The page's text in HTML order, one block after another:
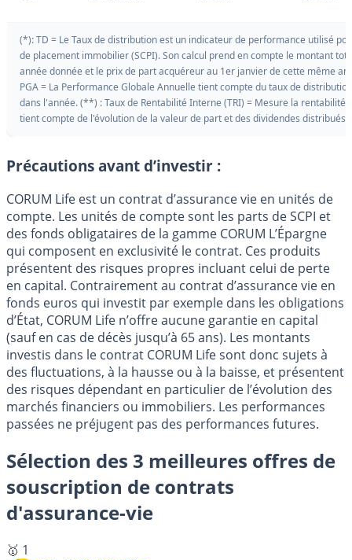
(*): TD = Le Taux de distribution est un indicateur de performance utilisé
de placement immobilier (SCPI). Son calcul prend en compte le montant
année donnée et le prix de part acquéreur au 1er janvier de cette même
PGA = La Performance Globale Annuelle tient compte du taux de
dans l'année. (**) : Taux de Rentabilité Interne (TRI) = Mesure la
tient compte de l'évolution de la valeur de part et des dividendes distribués
Précautions avant d’investir :
CORUM Life est un contrat d’assurance vie en unités de
compte. Les unités de compte sont les parts de SCPI et
des fonds obligataires de la gamme CORUM L’Épargne
qui composent en exclusivité le contrat. Ces produits
présentent des risques propres incluant celui de perte
en capital. Contrairement au contrat d’assurance vie en
fonds euros qui investit par exemple dans les obligations
d’État, CORUM Life n’offre aucune garantie en capital
(sauf en cas de décès jusqu’à 65 ans). Les montants
investis dans le contrat CORUM Life sont donc sujets à
des fluctuations, à la hausse ou à la baisse, et présentent
des risques dépendant en particulier de l’évolution des
marchés financiers ou immobiliers. Les performances
passées ne préjugent pas des performances futures.
Sélection des 3 meilleures offres de
souscription de contrats
d'assurance-vie
🥇 1